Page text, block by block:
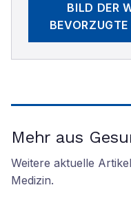
BILD DER
Mehr aus
Weitere aktuelle
Medizin.